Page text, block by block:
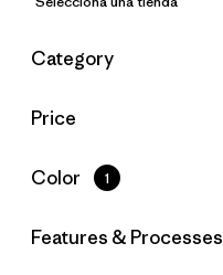
Filtrar por
Category
Filtrar por
Price
Filtrar por
Color 1
Filtrar por
Features & Processes